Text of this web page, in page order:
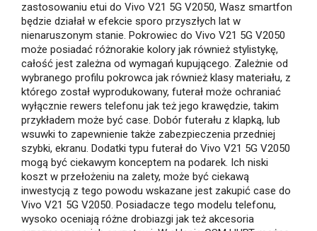
zastosowaniu etui do Vivo V21 5G V2050, Wasz smartfon
będzie działał w efekcie sporo przyszłych lat w
nienaruszonym stanie. Pokrowiec do Vivo V21 5G V2050
może posiadać różnorakie kolory jak również stylistykę,
całość jest zależna od wymagań kupującego. Zależnie od
wybranego profilu pokrowca jak również klasy materiału, z
którego został wyprodukowany, futerał może ochraniać
wyłącznie rewers telefonu jak też jego krawędzie, takim
przykładem może być case. Dobór futerału z klapką, lub
wsuwki to zapewnienie także zabezpieczenia przedniej
szybki, ekranu. Dodatki typu futerał do Vivo V21 5G V2050
mogą być ciekawym konceptem na podarek. Ich niski
koszt w przełożeniu na zalety, może być ciekawą
inwestycją z tego powodu wskazane jest zakupić case do
Vivo V21 5G V2050. Posiadacze tego modelu telefonu,
wysoko oceniają różne drobiazgi jak też akcesoria